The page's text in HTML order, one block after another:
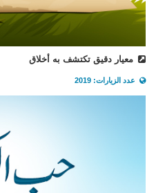
معيار دقيق تكتشف به أخلاق
عدد الزيارات: 2019